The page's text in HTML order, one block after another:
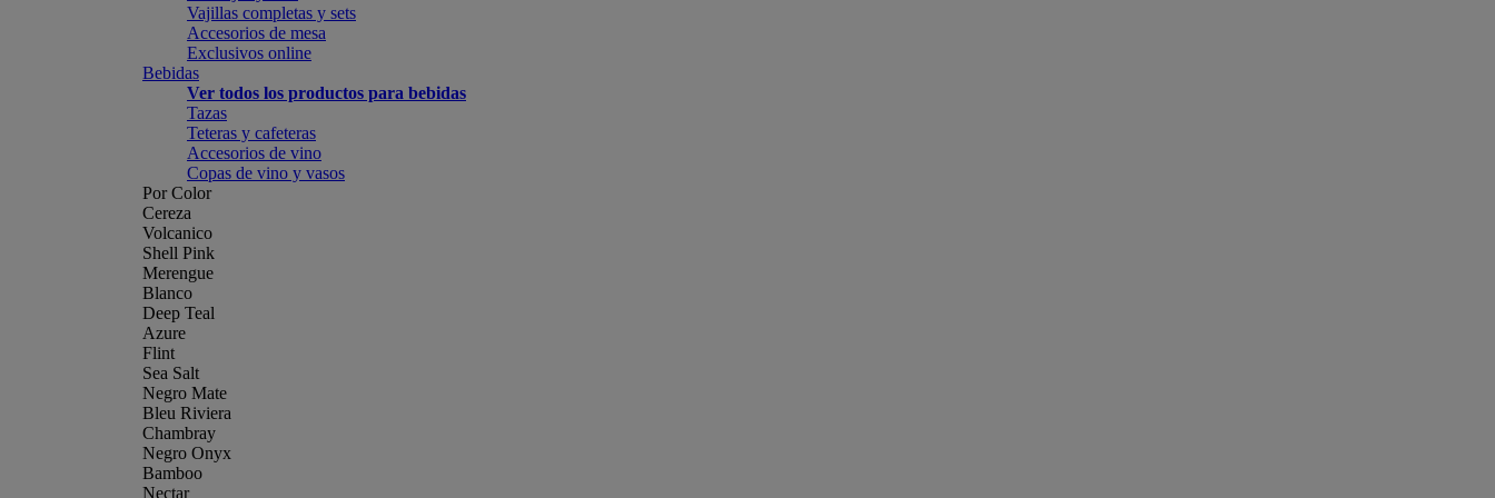
Vajillas completas y sets
Accesorios de mesa
Exclusivos online
Bebidas
Ver todos los productos para bebidas
Tazas
Teteras y cafeteras
Accesorios de vino
Copas de vino y vasos
Por Color
Cereza
Volcanico
Shell Pink
Merengue
Blanco
Deep Teal
Azure
Flint
Sea Salt
Negro Mate
Bleu Riviera
Chambray
Negro Onyx
Bamboo
Nectar